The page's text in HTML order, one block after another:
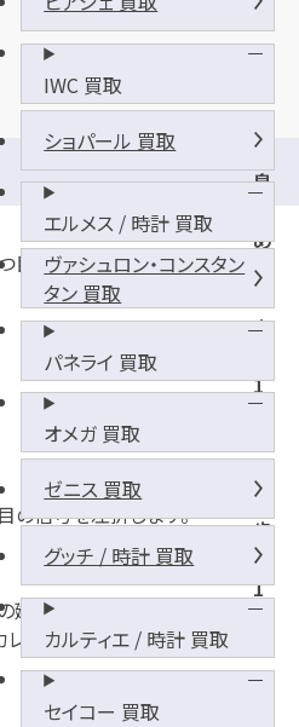
長
泉
め
り
よ
1
k
徒
歩
約
1
5
の信号を左折します。
IWC 買取
ショパール 買取
エルメス / 時計 買取
ヴァシュロン・コンスタン
タン 買取
パネライ 買取
オメガ 買取
ゼニス 買取
グッチ / 時計 買取
カルティエ / 時計 買取
セイコー 買取